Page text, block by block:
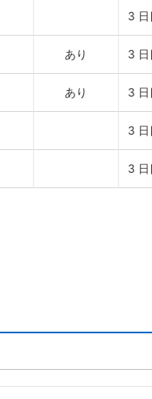
3
あり 3
あり 3
3
3